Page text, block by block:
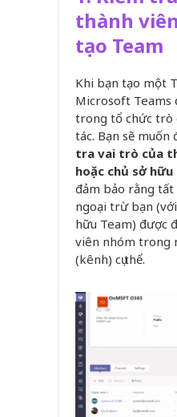
thành
tạo Team
Khi bạn tạo một
Microsoft Teams
trong tổ chức trò
tác. Bạn sẽ muốn
tra vai trò của
hoặc chủ sở hữu
đảm bảo rằng tất
ngoại trừ bạn
hữu Team) được
viên nhóm trong
(kênh) cụ thể.